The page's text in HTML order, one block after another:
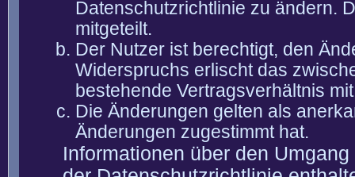
Datenschutzrichtlinie zu ändern.
mitgeteilt.
Der Nutzer ist berechtigt, den
Widerspruchs erlischt das
bestehende Vertragsverhältnis
Die Änderungen gelten als
Änderungen zugestimmt hat.
Informationen über den